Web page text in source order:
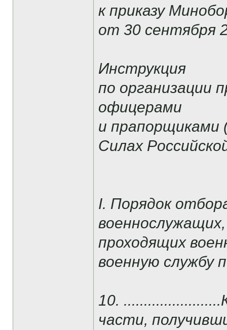
к приказу
от 30 сентября
Инструкция
по организации
офицерами
и прапорщиками
Силах
I. Порядок
военнослужащих,
проходящих
военную службу
10.
части,